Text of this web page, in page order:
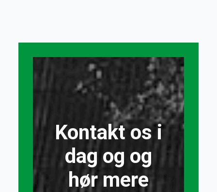
Kontakt os i
dag og og
hør mere